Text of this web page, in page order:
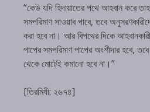
“কেউ যদি হিদায়াতের পথে আহবান করে
সমপরিমাণ সাওয়াব পাবে, তবে
করা হবে না। আর বিপথের দিকে
পাপের সমপরিমাণ পাপের অংশীদার হবে,
থেকে মোটেই কমানো হবে না।”
[তিরমিযী: ২৬৭৪]